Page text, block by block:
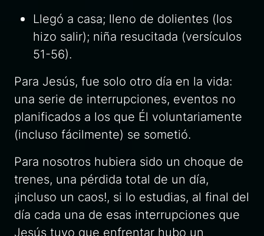
Llegó a casa; lleno de dolientes (los
hizo salir); niña resucitada (versículos
51-56).
Para Jesús, fue solo otro día en la vida:
una serie de interrupciones, eventos no
planificados a los que Él voluntariamente
(incluso fácilmente) se sometió.
Para nosotros hubiera sido un choque de
trenes, una pérdida total de un día,
¡incluso un caos!, si lo estudias, al final del
día cada una de esas interrupciones que
Jesús tuvo que enfrentar hubo un